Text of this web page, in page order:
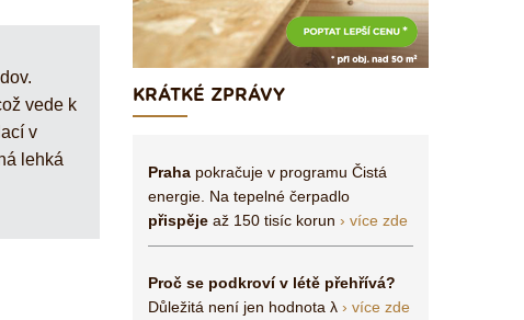
vede k
v
lehká
KRÁTKÉ ZPRÁVY
Praha pokračuje v programu Čistá
energie. Na tepelné čerpadlo
přispěje až 150 tisíc korun › více zde
Proč se podkroví v létě přehřívá?
Důležitá není jen hodnota λ › více zde